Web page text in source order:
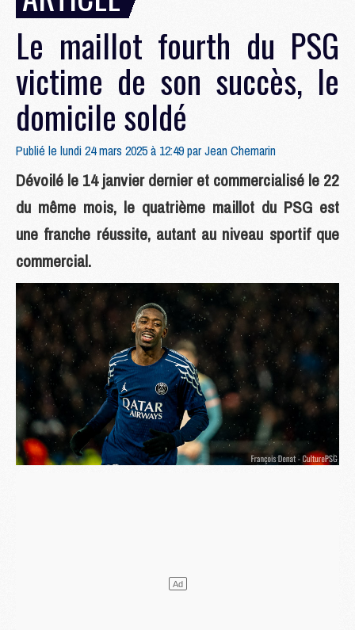
Le maillot fourth du PSG
victime de son succès, le
domicile soldé
Publié le lundi 24 mars 2025 à 12:49 parJean Chemarin
Dévoilé le 14 janvier dernier et commercialisé le 22
du même mois, le quatrième maillot du PSG est
une franche réussite, autant au niveau sportif que
commercial.